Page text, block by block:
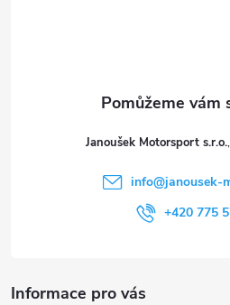
Janoušek Motorsport s.r.o.
info@janousek-
+420 775
Informace pro vás